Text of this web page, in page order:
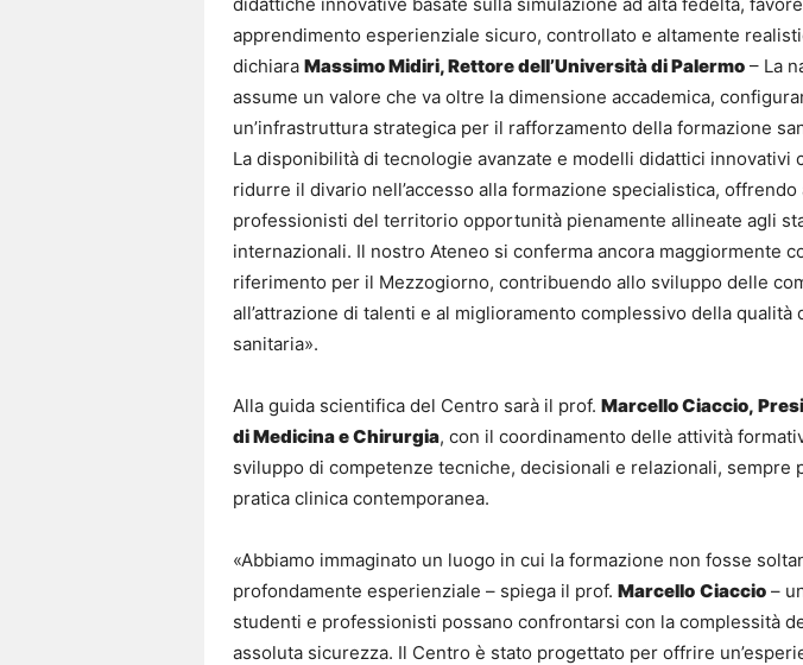
apprendimento esperienziale sicuro, controllato e altamente
dichiara Massimo Midiri, Rettore dell’Università di Palermo – La
assume un valore che va oltre la dimensione accademica,
un’infrastruttura strategica per il rafforzamento della formazione
La disponibilità di tecnologie avanzate e modelli didattici innovativi
ridurre il divario nell’accesso alla formazione specialistica, offrendo
professionisti del territorio opportunità pienamente allineate agli
internazionali. Il nostro Ateneo si conferma ancora maggiormente
riferimento per il Mezzogiorno, contribuendo allo sviluppo delle
all’attrazione di talenti e al miglioramento complessivo della qualità
sanitaria».
Alla guida scientifica del Centro sarà il prof. Marcello Ciaccio,
di Medicina e Chirurgia, con il coordinamento delle attività
sviluppo di competenze tecniche, decisionali e relazionali, sempre
pratica clinica contemporanea.
«Abbiamo immaginato un luogo in cui la formazione non fosse
profondamente esperienziale – spiega il prof. Marcello Ciaccio –
studenti e professionisti possano confrontarsi con la complessità
assoluta sicurezza. Il Centro è stato progettato per offrire